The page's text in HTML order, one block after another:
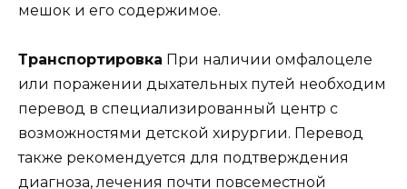
мешок и его содержимое.
Транспортировка При наличии омфалоцеле
или поражении дыхательных путей необходим
перевод в специализированный центр с
возможностями детской хирургии. Перевод
также рекомендуется для подтверждения
диагноза, лечения почти повсеместной